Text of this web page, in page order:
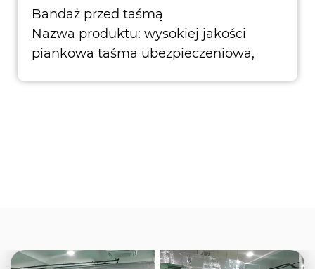
Bandaż przed taśmą
Nazwa produktu: wysokiej jakości
piankowa taśma ubezpieczeniowa,